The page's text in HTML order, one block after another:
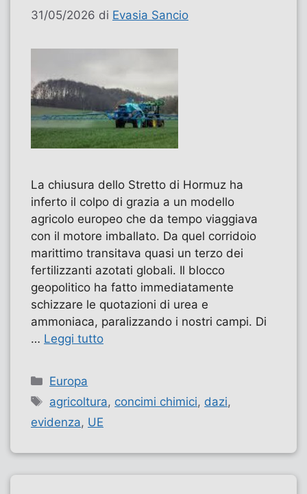
31/05/2026 di Evasia Sancio
La chiusura dello Stretto di Hormuz ha
inferto il colpo di grazia a un modello
agricolo europeo che da tempo viaggiava
con il motore imballato. Da quel corridoio
marittimo transitava quasi un terzo dei
fertilizzanti azotati globali. Il blocco
geopolitico ha fatto immediatamente
schizzare le quotazioni di urea e
ammoniaca, paralizzando i nostri campi. Di
… Leggi tutto
Categorie
Europa
Tag
agricoltura, concimi chimici, dazi,
evidenza, UE